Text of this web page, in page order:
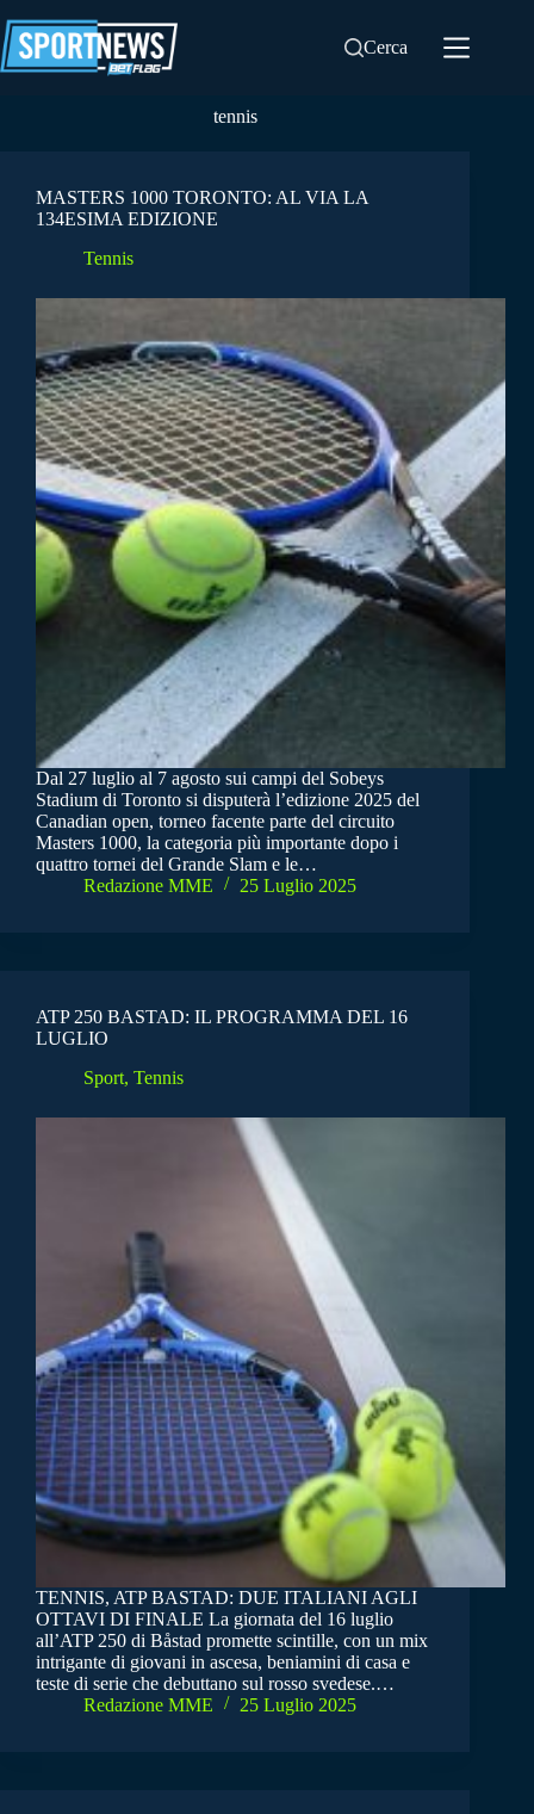
al
contenuto
Cerca
tennis
MASTERS 1000 TORONTO: AL VIA LA
134ESIMA EDIZIONE
Tennis
Dal 27 luglio al 7 agosto sui campi del Sobeys
Stadium di Toronto si disputerà l’edizione 2025 del
Canadian open, torneo facente parte del circuito
Masters 1000, la categoria più importante dopo i
quattro tornei del Grande Slam e le…
Redazione MME
25 Luglio 2025
ATP 250 BASTAD: IL PROGRAMMA DEL 16
LUGLIO
Sport, Tennis
TENNIS, ATP BASTAD: DUE ITALIANI AGLI
OTTAVI DI FINALE La giornata del 16 luglio
all’ATP 250 di Båstad promette scintille, con un mix
intrigante di giovani in ascesa, beniamini di casa e
teste di serie che debuttano sul rosso svedese.…
Redazione MME
25 Luglio 2025